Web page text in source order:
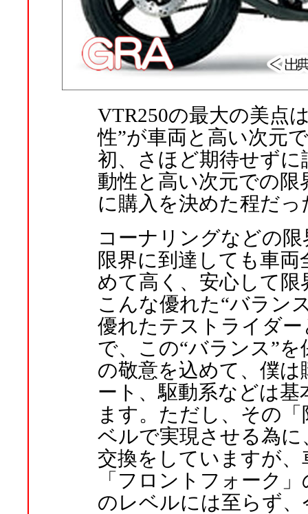
VTR250の最大の美点
性”が車両と高い次元
初、さほど期待せず
動性と高い次元での
に購入を決めた程だ
コーナリングなどの
限界に到達しても車
めて高く、安心して
こんな優れた“バラン
優れたテストライダ
で、この“バランス”
の敬意を込めて、僕
ート、駆動系などは
ます。ただし、その
ベルで実現させる為
交換をしていますが
「フロントフォーク
のレベルには至らず